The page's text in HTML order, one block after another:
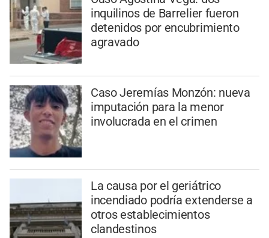
inquilinos de Barrelier fueron
detenidos por encubrimiento
agravado
Caso Jeremías Monzón: nueva
imputación para la menor
involucrada en el crimen
La causa por el geriátrico
incendiado podría extenderse a
otros establecimientos
clandestinos